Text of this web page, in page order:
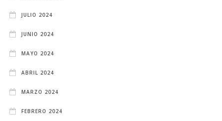
JULIO 2024
JUNIO 2024
MAYO 2024
ABRIL 2024
MARZO 2024
FEBRERO 2024